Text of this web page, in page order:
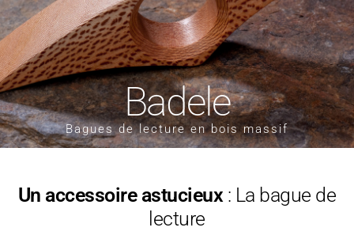
Badele
Bagues de lecture en bois massif
Un accessoire astucieux: La bague de
lecture